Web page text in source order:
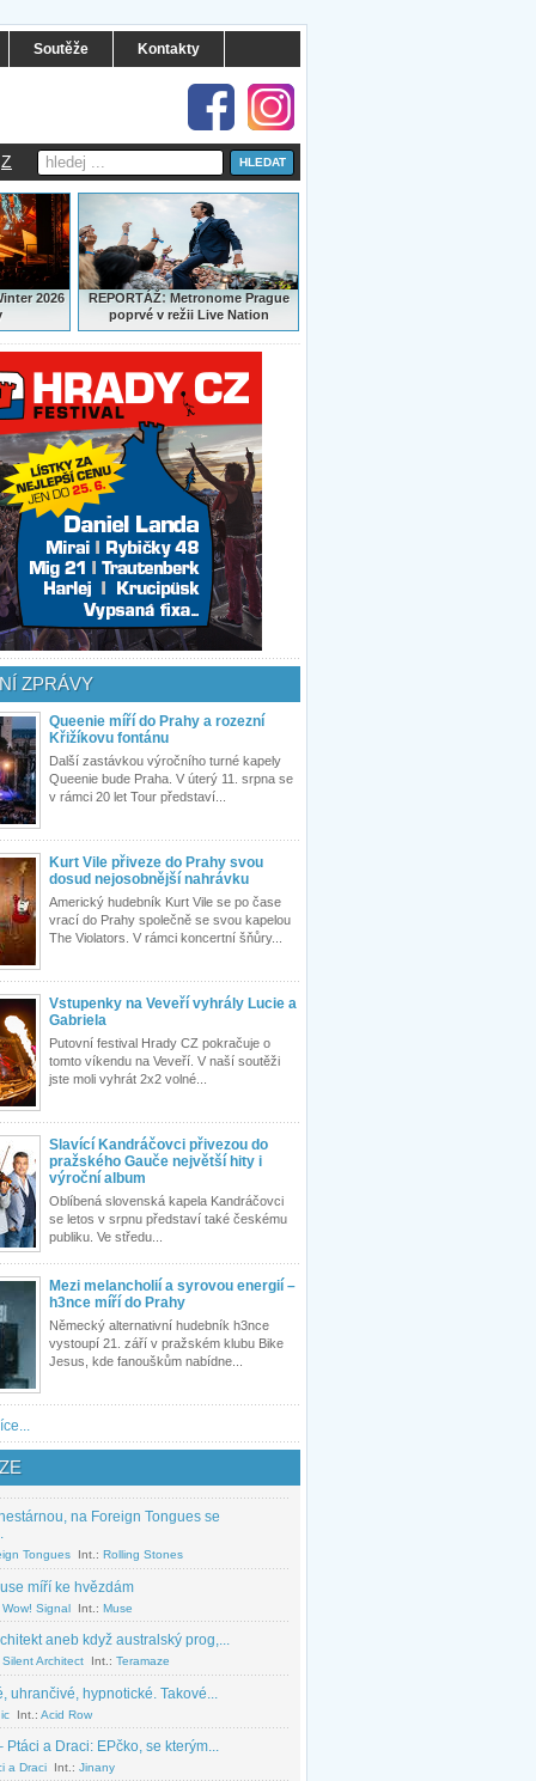
Soutěže Kontakty
Z
2026
REPORTÁŽ:Metronome Prague
poprvé v režii Live Nation
ZPRÁVY
Queenie míří do Prahy a rozezní
Křižíkovu fontánu
Další zastávkou výročního turné kapely
Queenie bude Praha. V úterý 11. srpna se
v rámci 20 let Tour představí...
Kurt Vile přiveze do Prahy svou
dosud nejosobnější nahrávku
Americký hudebník Kurt Vile se po čase
vrací do Prahy společně se svou kapelou
The Violators. V rámci koncertní šňůry...
Vstupenky na Veveří vyhrály Lucie a
Gabriela
Putovní festival Hrady CZ pokračuje o
tomto víkendu na Veveří. V naší soutěži
jste moli vyhrát 2x2 volné...
Slavící Kandráčovci přivezou do
pražského Gauče největší hity i
výroční album
Oblíbená slovenská kapela Kandráčovci
se letos v srpnu představí také českému
publiku. Ve středu...
Mezi melancholií a syrovou energií –
h3nce míří do Prahy
Německý alternativní hudebník h3nce
vystoupí 21. září v pražském klubu Bike
Jesus, kde fanouškům nabídne...
na Foreign Tongues se
Tongues Int.: Rolling Stones
míří ke hvězdám
Signal Int.: Muse
aneb když australský prog,...
Architect Int.: Teramaze
uhrančivé, hypnotické. Takové...
Int.: Acid Row
Ptáci a Draci: EPčko, se kterým...
a Draci Int.: Jinany